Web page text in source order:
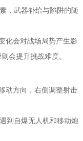
，武器补给与陷阱的随
化会对战场局势产生影
会提升挑战难度。
动方向，右侧调整射击
到自爆无人机和移动炮